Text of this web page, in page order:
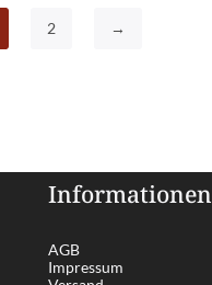
2 →
Informationen
AGB
Impressum